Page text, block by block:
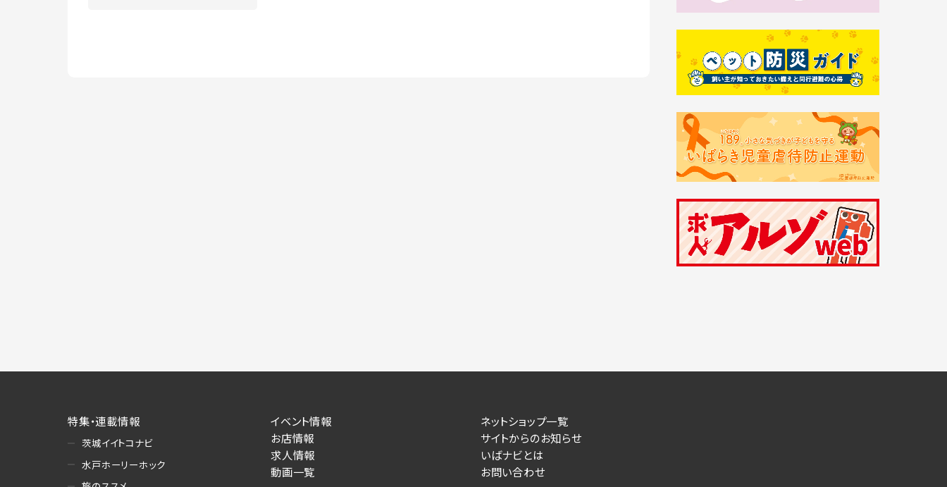
特集・連載情報
茨城イイトコナビ
水戸ホーリーホック
イベント情報
お店情報
求人情報
動画一覧
ネットショップ一覧
サイトからのお知らせ
いばナビとは
お問い合わせ